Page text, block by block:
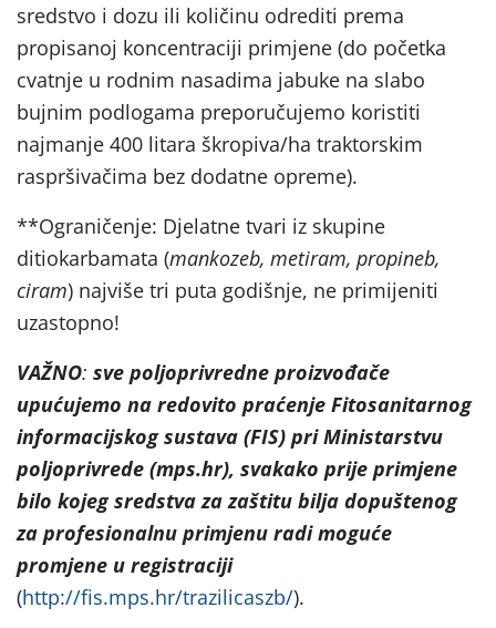
sredstvo i dozu ili količinu odrediti prema
propisanoj koncentraciji primjene (do početka
cvatnje u rodnim nasadima jabuke na slabo
bujnim podlogama preporučujemo koristiti
najmanje 400 litara škropiva/ha traktorskim
raspršivačima bez dodatne opreme).
**Ograničenje: Djelatne tvari iz skupine
ditiokarbamata (mankozeb, metiram, propineb,
ciram) najviše tri puta godišnje, ne primijeniti
uzastopno!
VAŽNO: sve poljoprivredne proizvođače
upućujemo na redovito praćenje Fitosanitarnog
informacijskog sustava (FIS) pri Ministarstvu
poljoprivrede (mps.hr), svakako prije primjene
bilo kojeg sredstva za zaštitu bilja dopuštenog
za profesionalnu primjenu radi moguće
promjene u registraciji
(http://fis.mps.hr/trazilicaszb/).